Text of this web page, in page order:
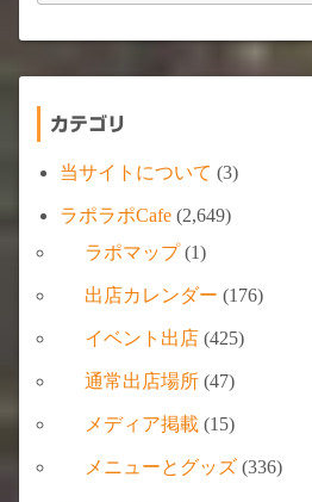
カテゴリ
当サイトについて (3)
ラポラポCafe (2,649)
ラポマップ(1)
出店カレンダー (176)
イベント出店 (425)
通常出店場所 (47)
メディア掲載 (15)
メニューとグッズ (336)